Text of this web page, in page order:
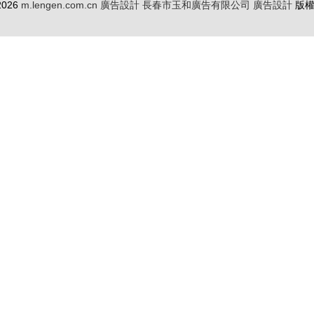
m.lengen.com.cn 廣告設計 長春市玉和廣告有限公司 廣告設計 版